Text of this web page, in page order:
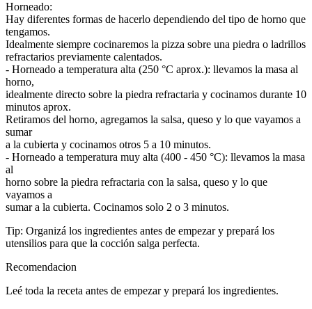
Horneado:
Hay diferentes formas de hacerlo dependiendo del tipo de horno que
tengamos.
Idealmente siempre cocinaremos la pizza sobre una piedra o ladrillos
refractarios previamente calentados.
- Horneado a temperatura alta (250 °C aprox.): llevamos la masa al
horno,
idealmente directo sobre la piedra refractaria y cocinamos durante 10
minutos aprox.
Retiramos del horno, agregamos la salsa, queso y lo que vayamos a
sumar
a la cubierta y cocinamos otros 5 a 10 minutos.
- Horneado a temperatura muy alta (400 - 450 °C): llevamos la masa
al
horno sobre la piedra refractaria con la salsa, queso y lo que
vayamos a
sumar a la cubierta. Cocinamos solo 2 o 3 minutos.
Tip: Organizá los ingredientes antes de empezar y prepará los
utensilios para que la cocción salga perfecta.
Recomendacion
Leé toda la receta antes de empezar y prepará los ingredientes.